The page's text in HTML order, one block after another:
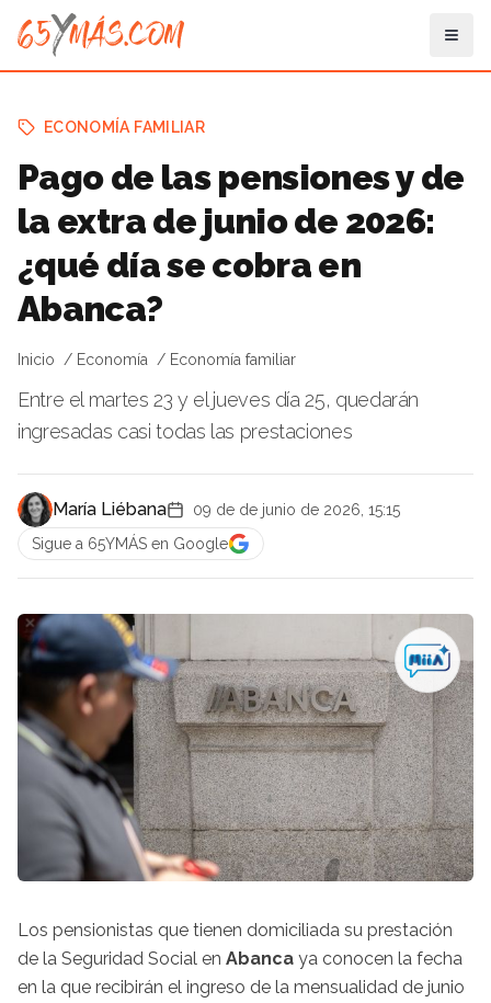
ECONOMÍA FAMILIAR
Pago de las pensiones y de
la extra de junio de 2026:
¿qué día se cobra en
Abanca?
Inicio Economía Economía familiar
Entre el martes 23 y el jueves día 25, quedarán
ingresadas casi todas las prestaciones
María Liébana
09 de de junio de 2026, 15:15
Sigue a 65YMÁS en Google
Los pensionistas que tienen domiciliada su prestación
de la Seguridad Social en Abanca ya conocen la fecha
en la que recibirán el ingreso de la mensualidad de junio